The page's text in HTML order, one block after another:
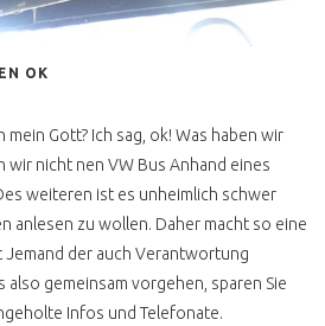
OK
Gott? Ich sag, ok! Was haben wir
wir nicht nen VW Bus Anhand eines
weiteren ist es unheimlich schwer
anlesen zu wollen. Daher macht so eine
Jemand der auch Verantwortung
also gemeinsam vorgehen, sparen Sie
Infos und Telefonate.